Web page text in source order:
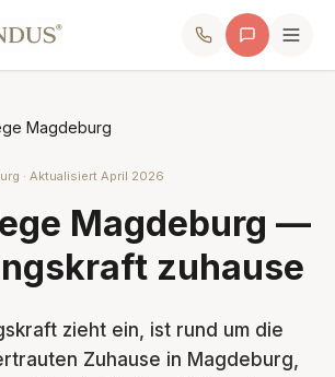
Magdeburg
· Aktualisiert April 2026
Magdeburg —
zuhause
zieht ein, ist rund um die
Zuhause in Magdeburg,